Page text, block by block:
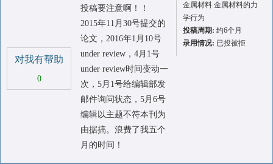
对我有帮助
0
投稿要注意啊！！
2015年11月30号提交的
论文，2016年1月10号
under review，4月1号
under review时间变动一
次，5月1号给编辑部发
邮件询问状态，5月6号
编辑以主题不符本刊为
由据搞。浪费了我五个
月的时间！
金属材料 金属材料的力
学行为
投稿周期: 约6个月
录用情况: 已投被拒